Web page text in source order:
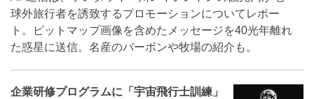
球外旅行者を誘致するプロモーションについてレポー
ト。ピットマップ画像を含めたメッセージを40光年離れ
た惑星に送信。名産のバーボンや牧場の紹介も。
企業研修プログラムに「宇宙飛行士訓練」